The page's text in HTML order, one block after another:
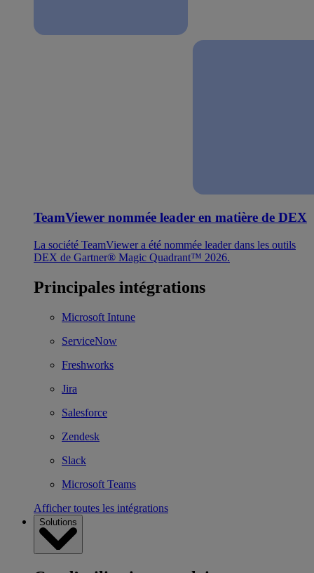
TeamViewer nommée leader en matière de DEX
La société TeamViewer a été nommée leader dans les outils
DEX de Gartner® Magic Quadrant™ 2026.
Principales intégrations
Microsoft Intune
ServiceNow
Freshworks
Jira
Salesforce
Zendesk
Slack
Microsoft Teams
Afficher toutes les intégrations
Solutions